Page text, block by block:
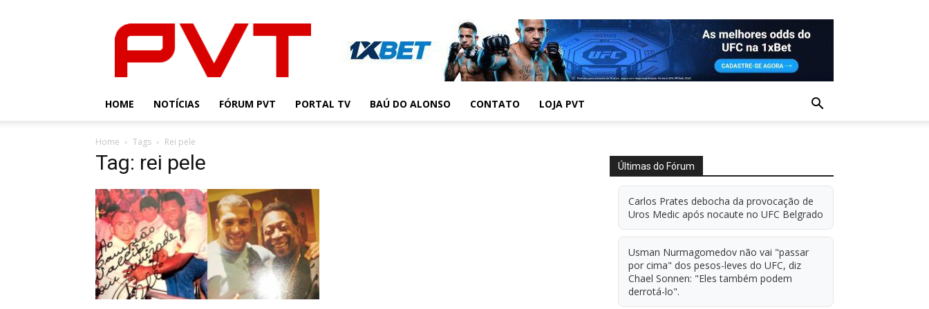
HOME NOTÍCIAS FÓRUM PVT PORTAL TV BAÚ DO ALONSO CONTATO LOJA PVT
Home Tags Rei pele
Tag: rei pele Últimas do Fórum
Carlos Prates debocha da provocação de
Uros Medic após nocaute no UFC Belgrado
Usman Nurmagomedov não vai "passar
por cima" dos pesos-leves do UFC, diz
Chael Sonnen: "Eles também podem
derrotá-lo".